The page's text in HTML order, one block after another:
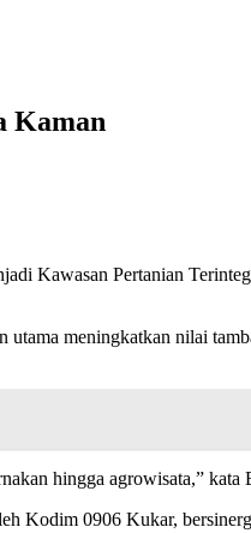
Kaman
Kawasan Pertanian
meningkatkan nilai
hingga agrowisata,” kata
Kodim 0906 Kukar,